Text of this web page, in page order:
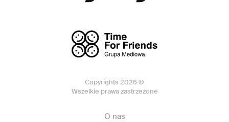
Copyrights 2026 ©
Wszelkie prawa zastrzeżone
O nas